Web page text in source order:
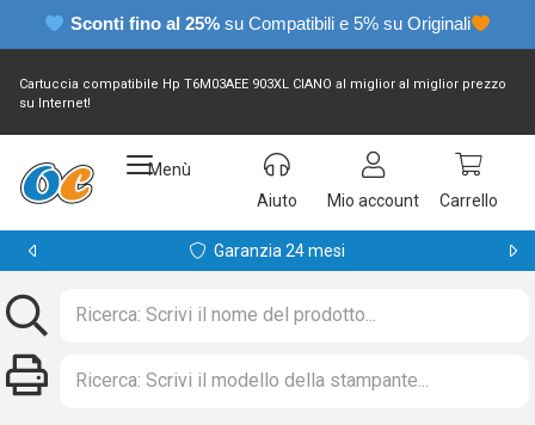
Sconti fino al 25% su Compatibili e 5% su Originali
Cartuccia compatibile Hp T6M03AEE 903XL CIANO al miglior al miglior prezzo
su Internet!
Menù
Aiuto
Mio account Carrello
Garanzia 24 mesi